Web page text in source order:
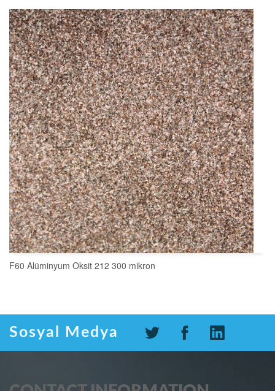
SEPETE EKLE
SEPETE EKLE
F60 Alüminyum Oksit 212 300 mikron
Sosyal Medya